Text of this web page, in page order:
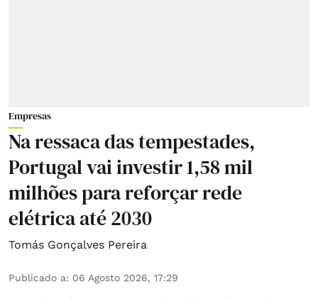
Empresas
Na ressaca das tempestades,
Portugal vai investir 1,58 mil
milhões para reforçar rede
elétrica até 2030
Tomás Gonçalves Pereira
Publicado a: 06 Agosto 2026, 17:29